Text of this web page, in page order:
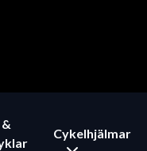
Cykelhjälmar